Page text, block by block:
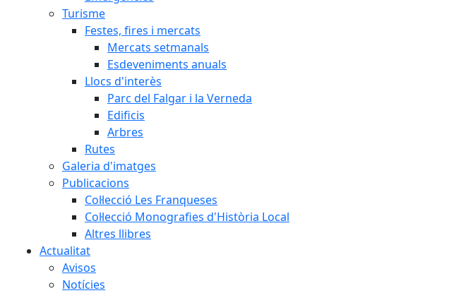
Turisme
Festes, fires i mercats
Mercats setmanals
Esdeveniments anuals
Llocs d'interès
Parc del Falgar i la Verneda
Edificis
Arbres
Rutes
Galeria d'imatges
Publicacions
Col·lecció Les Franqueses
Col·lecció Monografies d'Història Local
Altres llibres
Actualitat
Avisos
Notícies